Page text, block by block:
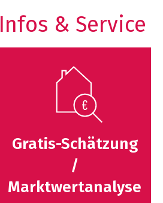
Infos & Service
Gratis-Schätzung
/
Marktwertanalyse